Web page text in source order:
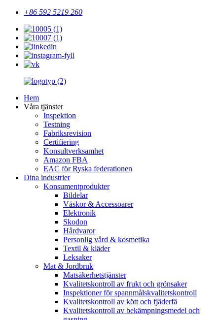
+86 592 5219 260
Hem
Våra tjänster
Inspektion
Testning
Fabriksrevision
Certifiering
Konsultverksamhet
Amazon FBA
EAC för Ryska federationen
Dina industrier
Konsumentprodukter
Bildelar
Väskor & Accessoarer
Elektronik
Skodon
Hårdvaror
Personlig vård & kosmetika
Textil & kläder
Leksaker
Mat & Jordbruk
Matsäkerhetstjänster
Kvalitetskontroll av frukt och grönsaker
Inspektioner för spannmålskvalitetskontroll
Kvalitetskontroll av kött och fjäderfä
Kvalitetskontroll av bekämpningsmedel och